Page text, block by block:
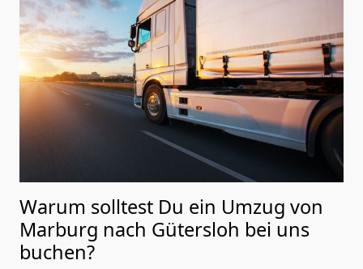
Warum solltest Du ein Umzug von
Marburg nach Gütersloh bei uns
buchen?